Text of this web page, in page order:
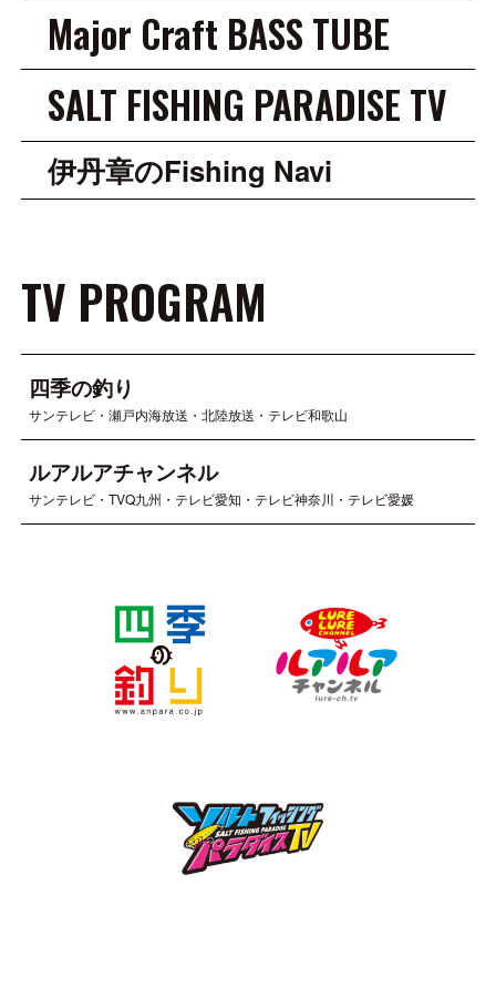
Major Craft BASS TUBE
SALT FISHING PARADISE TV
伊丹章のFishing Navi
TV PROGRAM
四季の釣り
サンテレビ・瀬戸内海放送・北陸放送・テレビ和歌山
ルアルアチャンネル
サンテレビ・TVQ九州・テレビ愛知・テレビ神奈川・テレビ愛媛